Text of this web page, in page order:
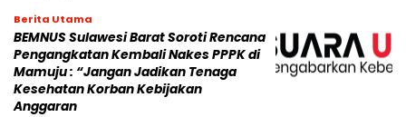
Berita Utama
BEMNUS Sulawesi Barat Soroti Rencana
Pengangkatan Kembali Nakes PPPK di
Mamuju : “Jangan Jadikan Tenaga
Kesehatan Korban Kebijakan
Anggaran